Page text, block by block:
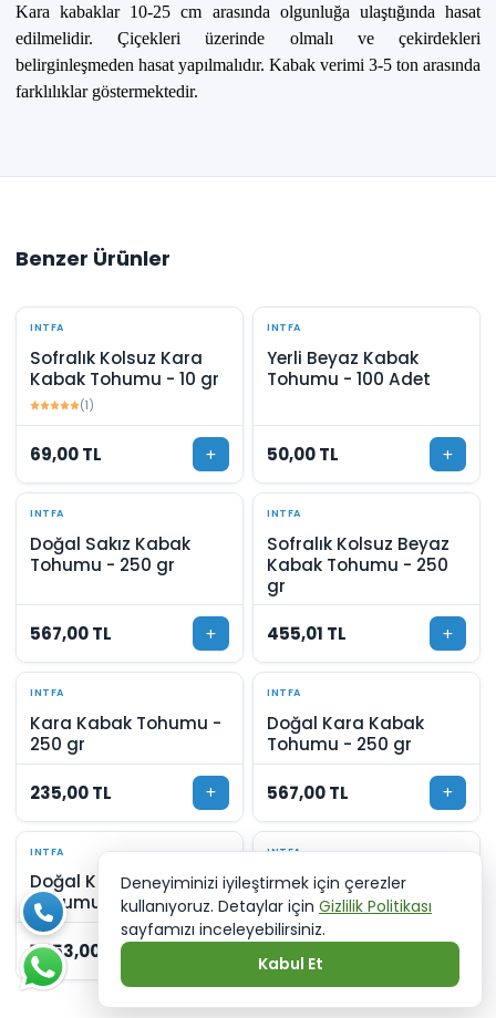
Kara kabaklar 10-25 cm arasında olgunluğa ulaştığında hasat
edilmelidir. Çiçekleri üzerinde olmalı ve çekirdekleri
belirginleşmeden hasat yapılmalıdır. Kabak verimi 3-5 ton arasında
farklılıklar göstermektedir.
Benzer Ürünler
INTFA
Sofralık Kolsuz Kara
Kabak Tohumu - 10 gr
(1)
69,00 TL
INTFA
Yerli Beyaz Kabak
Tohumu - 100 Adet
50,00 TL
INTFA
Doğal Sakız Kabak
Tohumu - 250 gr
567,00 TL
INTFA
Sofralık Kolsuz Beyaz
Kabak Tohumu - 250
gr
455,01 TL
INTFA
Kara Kabak Tohumu -
250 gr
235,00 TL
INTFA
Doğal Kara Kabak
Tohumu - 250 gr
567,00 TL
INTFA
Doğal Kara Kabak
Tohumu - 500 Gr
1.053,00 TL
INTFA
Çerezlik Kabak
Tohumu - 25 gr
Deneyiminizi iyileştirmek için çerezler
kullanıyoruz. Detaylar için Gizlilik Politikası
sayfamızı inceleyebilirsiniz.
Kabul Et